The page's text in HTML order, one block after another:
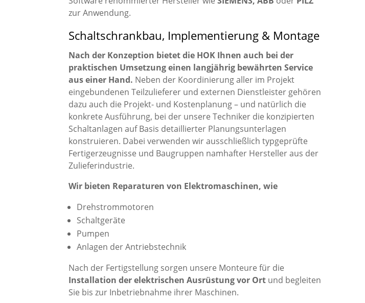
zur Anwendung.
Schaltschrankbau, Implementierung & Montage
Nach der Konzeption bietet die HOK Ihnen auch bei der
praktischen Umsetzung einen langjährig bewährten Service
aus einer Hand. Neben der Koordinierung aller im Projekt
eingebundenen Teilzulieferer und externen Dienstleister gehören
dazu auch die Projekt- und Kostenplanung – und natürlich die
konkrete Ausführung, bei der unsere Techniker die konzipierten
Schaltanlagen auf Basis detaillierter Planungsunterlagen
konstruieren. Dabei verwenden wir ausschließlich typgeprüfte
Fertigerzeugnisse und Baugruppen namhafter Hersteller aus der
Zulieferindustrie.
Wir bieten Reparaturen von Elektromaschinen, wie
Drehstrommotoren
Schaltgeräte
Pumpen
Anlagen der Antriebstechnik
Nach der Fertigstellung sorgen unsere Monteure für die
Installation der elektrischen Ausrüstung vor Ort und begleiten
Sie bis zur Inbetriebnahme ihrer Maschinen.